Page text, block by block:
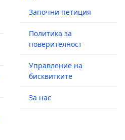
Започни петиция
Политика за
поверителност
Управление на
бисквитките
За нас